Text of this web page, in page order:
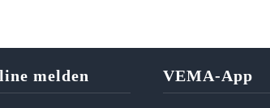
melden VEMA-App